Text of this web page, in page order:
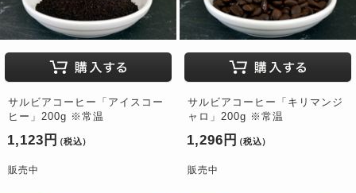
サルビアコーヒー「アイスコー
ヒー」200g ※常温
1,123円 （税込）
販売中
サルビアコーヒー「キリマンジ
ャロ」200g ※常温
1,296円 （税込）
販売中